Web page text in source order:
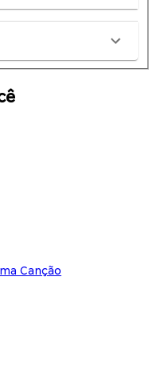
Canção